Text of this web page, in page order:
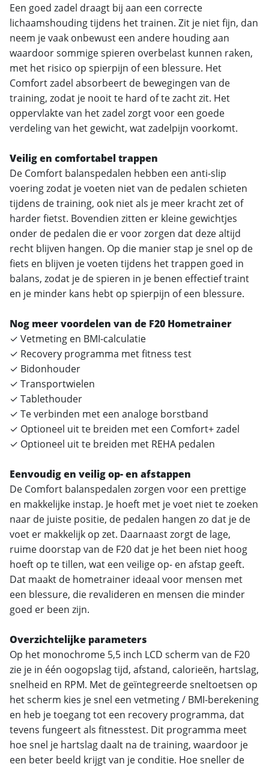
Een goed zadel draagt bij aan een correcte
lichaamshouding tijdens het trainen. Zit je niet fijn, dan
neem je vaak onbewust een andere houding aan
waardoor sommige spieren overbelast kunnen raken,
met het risico op spierpijn of een blessure. Het
Comfort zadel absorbeert de bewegingen van de
training, zodat je nooit te hard of te zacht zit. Het
oppervlakte van het zadel zorgt voor een goede
verdeling van het gewicht, wat zadelpijn voorkomt.
Veilig en comfortabel trappen
De Comfort balanspedalen hebben een anti-slip
voering zodat je voeten niet van de pedalen schieten
tijdens de training, ook niet als je meer kracht zet of
harder fietst. Bovendien zitten er kleine gewichtjes
onder de pedalen die er voor zorgen dat deze altijd
recht blijven hangen. Op die manier stap je snel op de
fiets en blijven je voeten tijdens het trappen goed in
balans, zodat je de spieren in je benen effectief traint
en je minder kans hebt op spierpijn of een blessure.
Nog meer voordelen van de F20 Hometrainer
✓ Vetmeting en BMI-calculatie
✓ Recovery programma met fitness test
✓ Bidonhouder
✓ Transportwielen
✓ Tablethouder
✓ Te verbinden met een analoge borstband
✓ Optioneel uit te breiden met een Comfort+ zadel
✓ Optioneel uit te breiden met REHA pedalen
Eenvoudig en veilig op- en afstappen
De Comfort balanspedalen zorgen voor een prettige
en makkelijke instap. Je hoeft met je voet niet te zoeken
naar de juiste positie, de pedalen hangen zo dat je de
voet er makkelijk op zet. Daarnaast zorgt de lage,
ruime doorstap van de F20 dat je het been niet hoog
hoeft op te tillen, wat een veilige op- en afstap geeft.
Dat maakt de hometrainer ideaal voor mensen met
een blessure, die revalideren en mensen die minder
goed er been zijn.
Overzichtelijke parameters
Op het monochrome 5,5 inch LCD scherm van de F20
zie je in één oogopslag tijd, afstand, calorieën, hartslag,
snelheid en RPM. Met de geïntegreerde sneltoetsen op
het scherm kies je snel een vetmeting / BMI-berekening
en heb je toegang tot een recovery programma, dat
tevens fungeert als fitnesstest. Dit programma meet
hoe snel je hartslag daalt na de training, waardoor je
een beter beeld krijgt van je conditie. Hoe sneller de